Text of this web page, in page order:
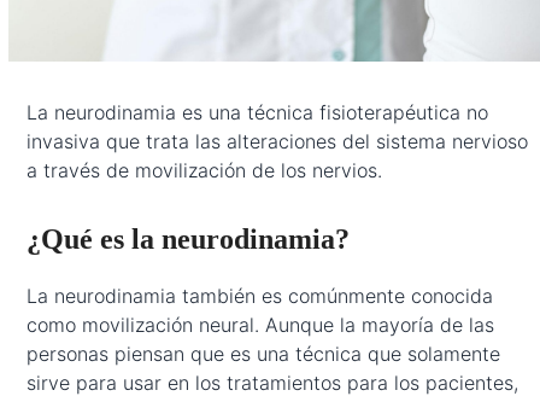
La neurodinamia es una técnica fisioterapéutica no
invasiva que trata las alteraciones del sistema nervioso
a través de movilización de los nervios.
¿Qué es la neurodinamia?
La neurodinamia también es comúnmente conocida
como movilización neural. Aunque la mayoría de las
personas piensan que es una técnica que solamente
sirve para usar en los tratamientos para los pacientes,